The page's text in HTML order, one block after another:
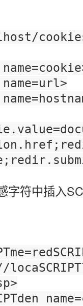
字符中插入